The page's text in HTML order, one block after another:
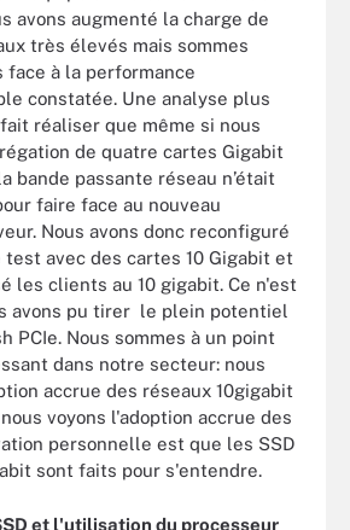
avons augmenté la charge de
très élevés mais sommes
à la performance
constatée. Une analyse plus
réaliser que même si nous
de quatre cartes Gigabit
bande passante réseau n’était
faire face au nouveau
Nous avons donc reconfiguré
avec des cartes 10 Gigabit et
les clients au 10 gigabit. Ce n'est
avons pu tirer le plein potentiel
PCIe. Nous sommes à un point
dans notre secteur: nous
accrue des réseaux 10gigabit
voyons l'adoption accrue des
personnelle est que les SSD
sont faits pour s'entendre.
et l'utilisation du processeur